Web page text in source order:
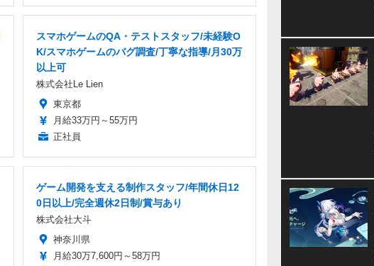
スマホゲームのQA・テストスタッフ/未経験O
K/スマホゲームのバグ調査/丁寧な指導/月30万
以上可
株式会社Le Lien
東京都
月給33万円～55万円
正社員
ゲーム開発を支える制作スタッフ/年間休日12
0日以上/完全週休2日制/賞与あり
株式会社大斗
神奈川県
月給30万7,600円～58万円